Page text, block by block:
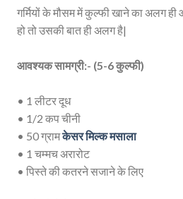
गर्मियों के मौसम में कुल्फी खाने का अलग
हो तो उसकी बात ही अलग है|
आवश्यक सामग्री:- (5-6 कुल्फी)
• 1 लीटर दूध
• 1/2 कप चीनी
• 50 ग्रामकेसर मिल्क मसाला
• 1 चम्मच अरारोट
• पिस्ते की कतरने सजाने के लिए